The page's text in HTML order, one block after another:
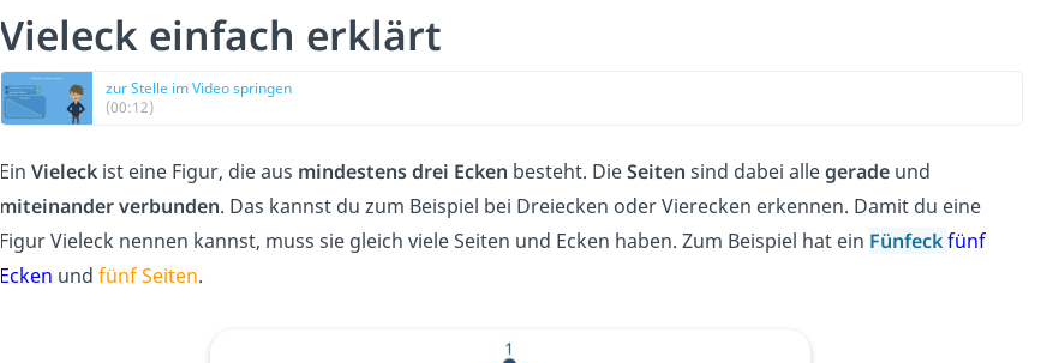
Vieleck einfach erklärt
zur Stelle im Video springen
(00:12)
Ein Vieleckist eine Figur, die aus mindestens drei Ecken besteht. DieSeiten sind dabei allegeradeund
miteinander verbunden. Das kannst du zum Beispiel bei Dreiecken oder Vierecken erkennen. Damit du eine
Figur Vieleck nennen kannst, muss sie gleich viele Seiten und Ecken haben. Zum Beispiel hat ein Fünfeck fünf
Ecken und fünf Seiten.